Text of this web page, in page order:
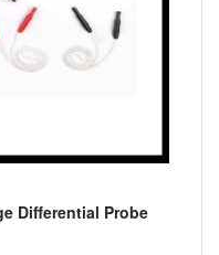
Differential Probe